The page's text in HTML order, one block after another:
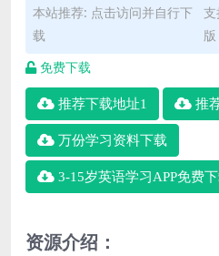
本站推荐: 点击访问并自行下
载
版
免费下载
推荐下载地址1 推
万份学习资料下载
3-15岁英语学习APP免费
资源介绍：